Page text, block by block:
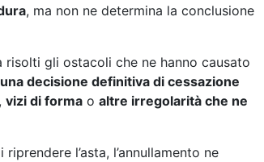
, ma non ne determina la conclusione
risolti gli ostacoli che ne hanno causato
decisione definitiva di cessazione
, vizi di forma o altre irregolarità che ne
l’asta, l’annullamento ne